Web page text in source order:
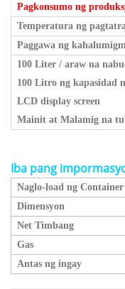
Pagkonsumo ng
Temperatura ng
Paggawa ng
100 Liter / araw na
100 Litro ng kapasidad
LCD display screen
Mainit at Malamig na
Iba pang
Naglo-load ng Container
Dimensyon
Net Timbang
Gas
Antas ng ingay